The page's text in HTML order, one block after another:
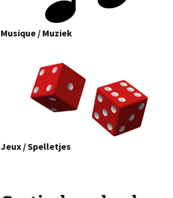
Musique / Muziek
Jeux / Spelletjes